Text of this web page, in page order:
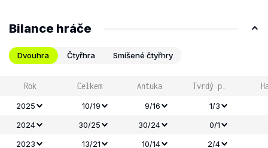
Bilance hráče
Dvouhra Čtyřhra Smíšené čtyřhry
Rok Celkem Antuka Tvrdý p.
2025 10/19 9/16
1/3
2024
30/25 30/24
0/1
2023
13/21 10/14
2/4